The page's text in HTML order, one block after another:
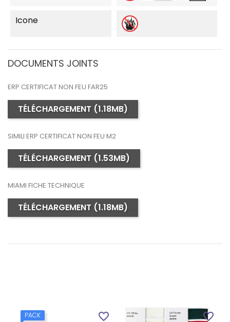
Icone
DOCUMENTS JOINTS
ERP CERTIFICAT NON FEU FAR25
TÉLÉCHARGEMENT (1.18MB)
SIMILI ERP CERTIFICAT NON FEU M2
TÉLÉCHARGEMENT (1.53MB)
MIAMI FICHE TECHNIQUE
TÉLÉCHARGEMENT (1.18MB)
PACK favorite_border favorite_border